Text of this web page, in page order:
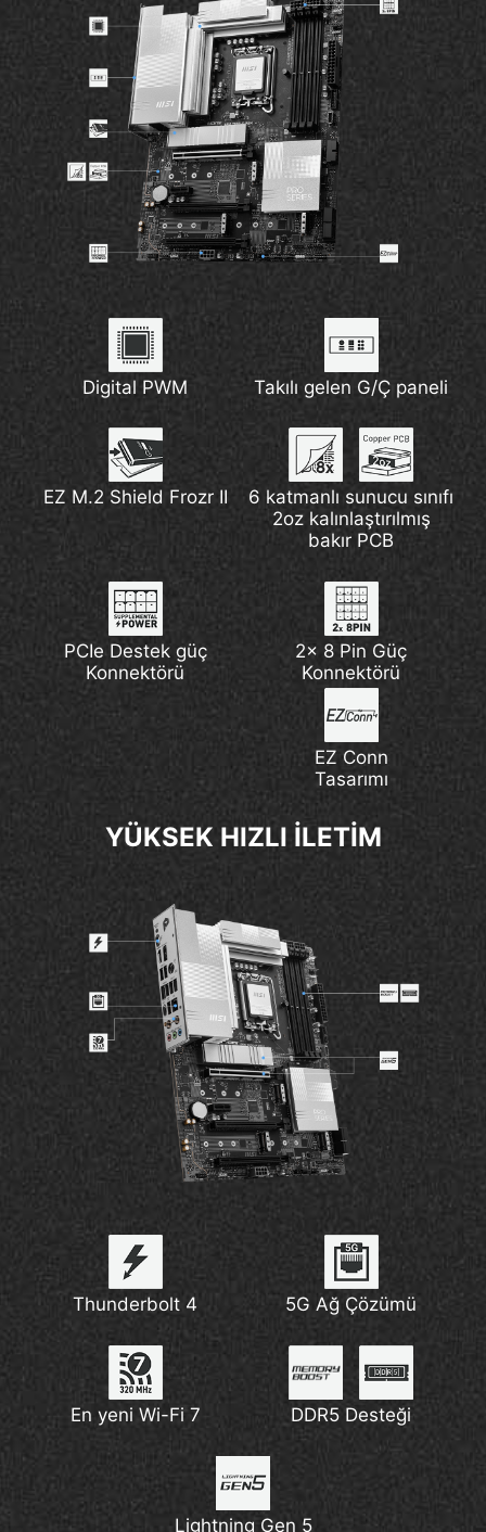
Digital PWM Takılı gelen G/Ç paneli
EZ M.2 Shield Frozr II
6 katmanlı sunucu sınıfı
2oz kalınlaştırılmış
bakır PCB
PCIe Destek güç
Konnektörü
2x 8 Pin Güç
Konnektörü
EZ Conn
Tasarımı
YÜKSEK HIZLI İLETİM
Thunderbolt 4 5G Ağ Çözümü
En yeni Wi-Fi 7 DDR5 Desteği
Lightning Gen 5